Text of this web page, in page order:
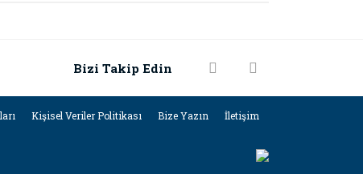
Bizi Takip Edin
Kişisel Veriler Politikası Bize Yazın İletişim